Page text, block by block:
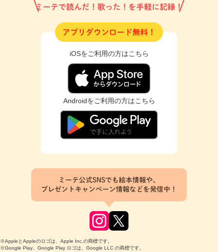
ミーテで読んだ！歌った！を手軽に記録！
アプリダウンロード無料！
iOSをご利用の方はこちら
Androidをご利用の方はこちら
ミーテ公式SNSでも絵本情報や、
プレゼントキャンペーン情報などを発信中！
※AppleとAppleのロゴは、Apple Inc.の商標です。
※Google Play、Google Play ロゴは、Google LLC の商標です。